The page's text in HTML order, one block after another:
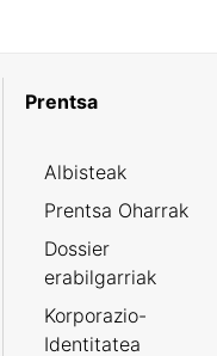
Prentsa
Albisteak
Prentsa Oharrak
Dossier
erabilgarriak
Korporazio-
Identitatea